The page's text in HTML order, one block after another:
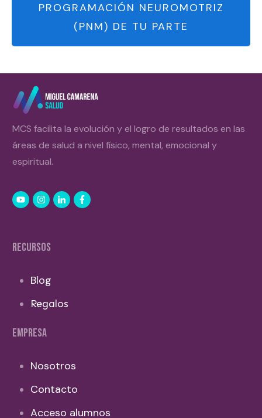
PROGRAMACIÓN NEUROMOTRIZ
(PNM) DE TU PARTE
MCS facilita la evolución y el logro de resultados en las
áreas de salud a nivel físico, mental, emocional y
espiritual.
RECURSOS
Blog
Regalos
EMPRESA
Nosotros
Contacto
Acceso alumnos